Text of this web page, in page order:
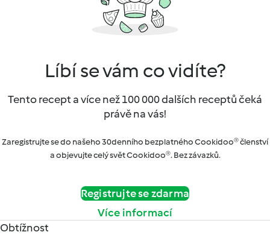
Líbí se vám co vidíte?
Tento recept a více než 100 000 dalších receptů čeká
právě na vás!
Zaregistrujte se do našeho 30denního bezplatného Cookidoo® členství
a objevujte celý svět Cookidoo®. Bez závazků.
Registrujte se zdarma
Více informací
Obtížnost